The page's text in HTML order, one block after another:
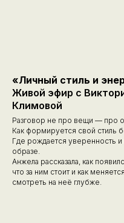
«Личный стиль и
Живой эфир с
Климовой
Разговор не про вещи — про
Как формируется свой стиль
Где рождается уверенность
образе.
Анжела рассказала, как
что за ним стоит и как
смотреть на неё глубже.